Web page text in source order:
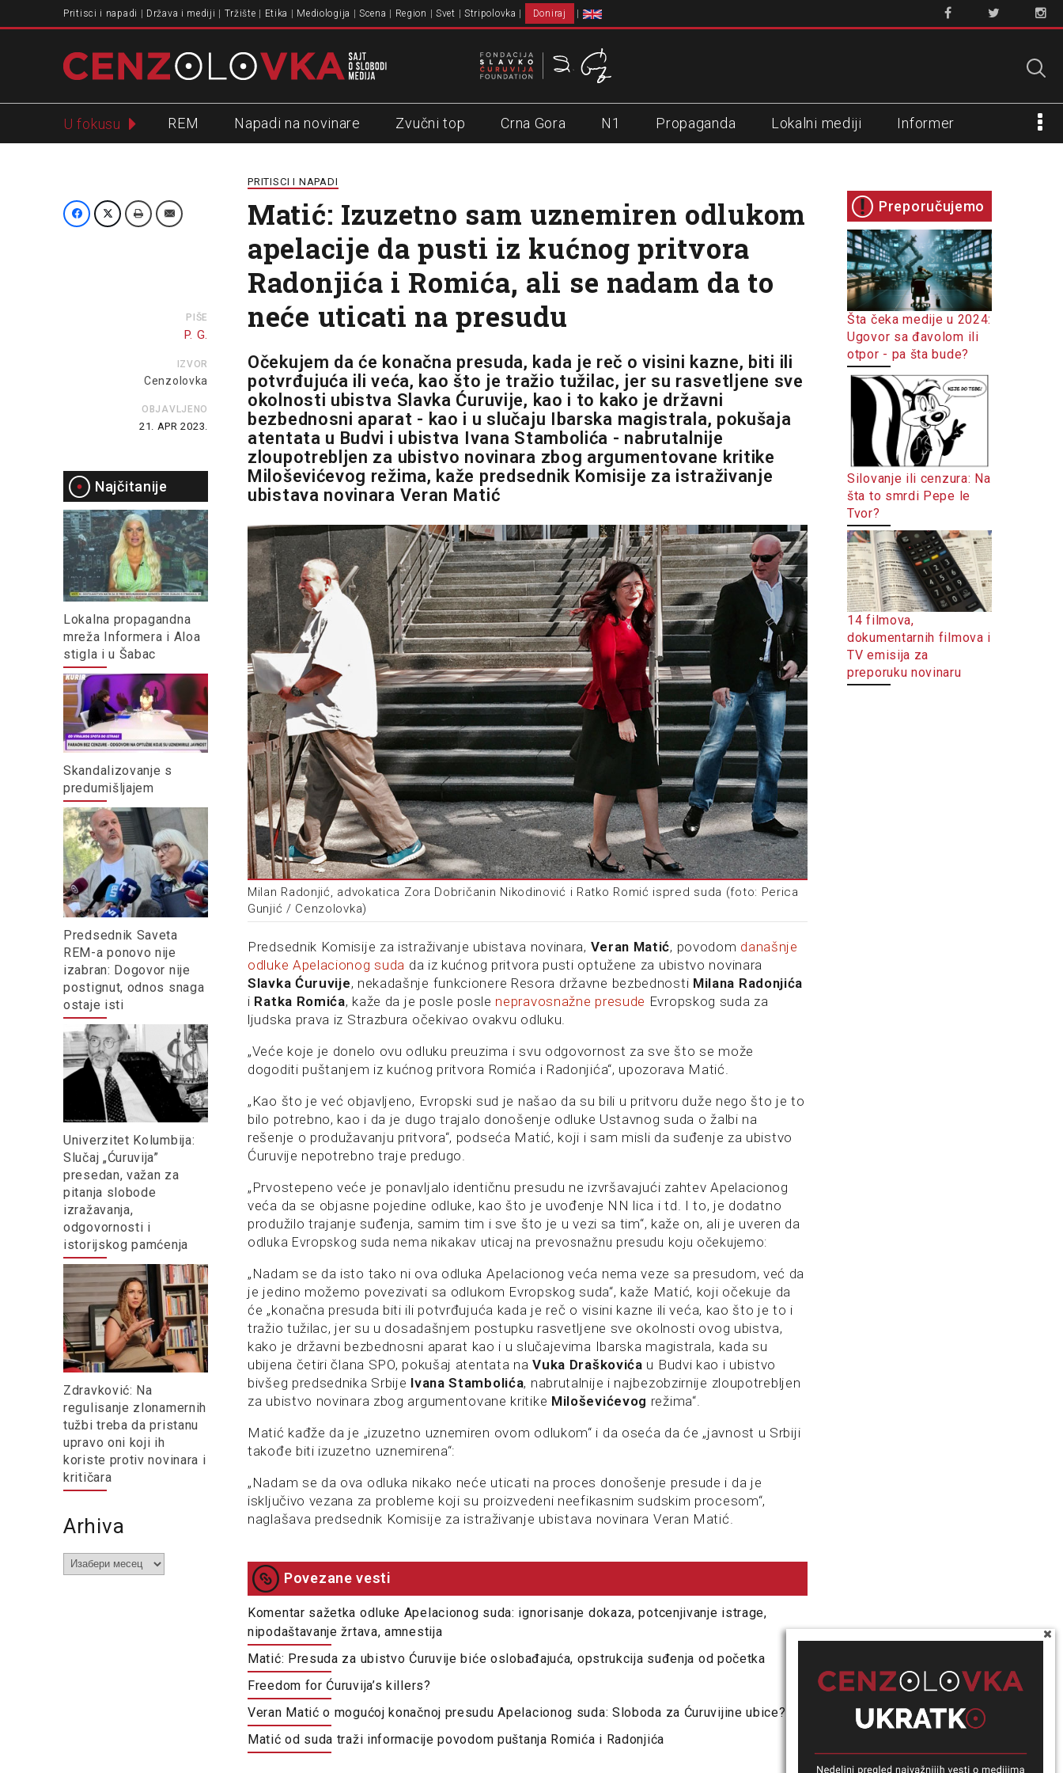
Pritisci i napadi Država i mediji Tržište Etika Mediologija Scena Region Svet Stripolovka Doniraj
U fokusu REM Napadi na novinare Zvučni top Crna Gora N1 Propaganda Lokalni mediji Informer
PIŠE
P. G.
IZVOR
Cenzolovka
OBJAVLJENO
21. APR 2023.
Najčitanije
Lokalna propagandna
mreža Informera i Aloa
stigla i u Šabac
Skandalizovanje s
predumišljajem
Predsednik Saveta
REM-a ponovo nije
izabran: Dogovor nije
postignut, odnos snaga
ostaje isti
Univerzitet Kolumbija:
Slučaj „Ćuruvija”
presedan, važan za
pitanja slobode
izražavanja,
odgovornosti i
istorijskog pamćenja
Zdravković: Na
regulisanje zlonamernih
tužbi treba da pristanu
upravo oni koji ih
koriste protiv novinara i
kritičara
Arhiva
Arhiva
PRITISCI I NAPADI
Matić: Izuzetno sam uznemiren odlukom
apelacije da pusti iz kućnog pritvora
Radonjića i Romića, ali se nadam da to
neće uticati na presudu
Očekujem da će konačna presuda, kada je reč o visini kazne, biti ili
potvrđujuća ili veća, kao što je tražio tužilac, jer su rasvetljene sve
okolnosti ubistva Slavka Ćuruvije, kao i to kako je državni
bezbednosni aparat - kao i u slučaju Ibarska magistrala, pokušaja
atentata u Budvi i ubistva Ivana Stambolića - nabrutalnije
zloupotrebljen za ubistvo novinara zbog argumentovane kritike
Miloševićevog režima, kaže predsednik Komisije za istraživanje
ubistava novinara Veran Matić
Milan Radonjić, advokatica Zora Dobričanin Nikodinović i Ratko Romić ispred suda (foto: Perica
Gunjić / Cenzolovka)
Predsednik Komisije za istraživanje ubistava novinara, Veran Matić, povodom današnje
odluke Apelacionog suda da iz kućnog pritvora pusti optužene za ubistvo novinara
Slavka Ćuruvije, nekadašnje funkcionere Resora državne bezbednosti Milana Radonjića
i Ratka Romića, kaže da je posle posle nepravosnažne presude Evropskog suda za
ljudska prava iz Strazbura očekivao ovakvu odluku.
„Veće koje je donelo ovu odluku preuzima i svu odgovornost za sve što se može
dogoditi puštanjem iz kućnog pritvora Romića i Radonjića“, upozorava Matić.
„Kao što je već objavljeno, Evropski sud je našao da su bili u pritvoru duže nego što je to
bilo potrebno, kao i da je dugo trajalo donošenje odluke Ustavnog suda o žalbi na
rešenje o produžavanju pritvora“, podseća Matić, koji i sam misli da suđenje za ubistvo
Ćuruvije nepotrebno traje predugo.
„Prvostepeno veće je ponavljalo identičnu presudu ne izvršavajući zahtev Apelacionog
veća da se objasne pojedine odluke, kao što je uvođenje NN lica i td. I to, je dodatno
produžilo trajanje suđenja, samim tim i sve što je u vezi sa tim“, kaže on, ali je uveren da
odluka Evropskog suda nema nikakav uticaj na prevosnažnu presudu koju očekujemo:
„Nadam se da isto tako ni ova odluka Apelacionog veća nema veze sa presudom, već da
je jedino možemo povezivati sa odlukom Evropskog suda“, kaže Matić, koji očekuje da
će „konačna presuda biti ili potvrđujuća kada je reč o visini kazne ili veća, kao što je to i
tražio tužilac, jer su u dosadašnjem postupku rasvetljene sve okolnosti ovog ubistva,
kako je državni bezbednosni aparat kao i u slučajevima Ibarska magistrala, kada su
ubijena četiri člana SPO, pokušaj atentata naVuka Draškovića u Budvi kao i ubistvo
bivšeg predsednika Srbije Ivana Stambolića, nabrutalnije i najbezobzirnije zloupotrebljen
za ubistvo novinara zbog argumentovane kritike Miloševićevog režima“.
Matić kađže da je „izuzetno uznemiren ovom odlukom“ i da oseća da će „javnost u Srbiji
takođe biti izuzetno uznemirena“:
„Nadam se da ova odluka nikako neće uticati na proces donošenje presude i da je
isključivo vezana za probleme koji su proizvedeni neefikasnim sudskim procesom“,
naglašava predsednik Komisije za istraživanje ubistava novinara Veran Matić.
Povezane vesti
Komentar sažetka odluke Apelacionog suda: ignorisanje dokaza, potcenjivanje istrage,
nipodaštavanje žrtava, amnestija
Matić: Presuda za ubistvo Ćuruvije biće oslobađajuća, opstrukcija suđenja od početka
Freedom for Ćuruvija’s killers?
Veran Matić o mogućoj konačnoj presudu Apelacionog suda: Sloboda za Ćuruvijine ubice?
Matić od suda traži informacije povodom puštanja Romića i Radonjića
Preporučujemo
Šta čeka medije u 2024:
Ugovor sa đavolom ili
otpor - pa šta bude?
Silovanje ili cenzura: Na
šta to smrdi Pepe le
Tvor?
14 filmova,
dokumentarnih filmova i
TV emisija za
preporuku novinaru